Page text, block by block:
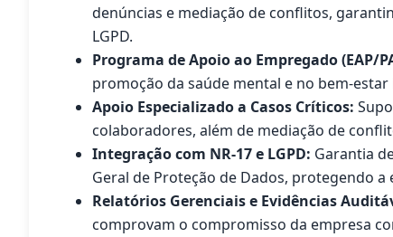
denúncias e mediação de conflitos,
LGPD.
Programa de Apoio ao Empregado (EAP/
promoção da saúde mental e no bem-
Apoio Especializado a Casos Críticos:
colaboradores, além de mediação de
Integração com NR-17 e LGPD: Garantia
Geral de Proteção de Dados, protegendo
Relatórios Gerenciais e Evidências
comprovam o compromisso da empresa